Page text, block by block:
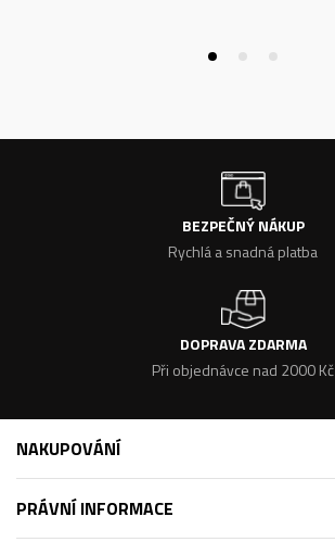
BEZPEČNÝ NÁKUP
Rychlá a snadná platba
DOPRAVA ZDARMA
Při objednávce nad 2000 Kč
NAKUPOVÁNÍ
PRÁVNÍ INFORMACE